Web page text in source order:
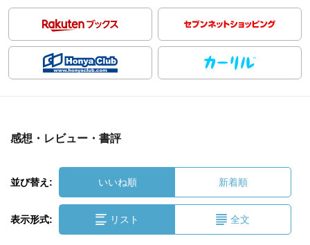
感想・レビュー・書評
並び替え: いいね順 新着順
表示形式: リスト 全文